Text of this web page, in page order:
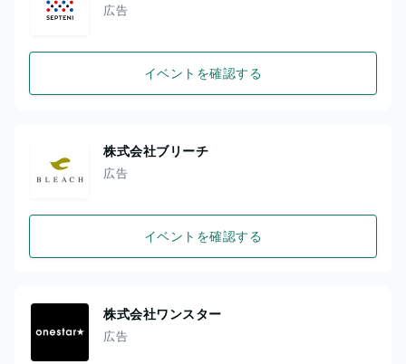
広告
イベントを確認する
株式会社ブリーチ
広告
イベントを確認する
株式会社ワンスター
広告